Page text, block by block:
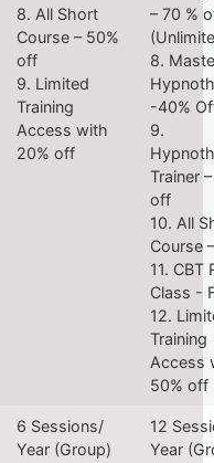
8. All Short
Course – 50%
off
9. Limited
Training
Access with
20% off
– 70 %
8.
-40%
9.
Trainer
off
10. All
Course
11. CBT
Class -
12.
Training
Access
50% off
6 Sessions/
Year (Group)
12
Year